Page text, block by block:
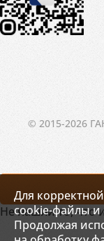
© 2015-2026
Для
cookie-файлы и
Продолжая
Не нашли то, что